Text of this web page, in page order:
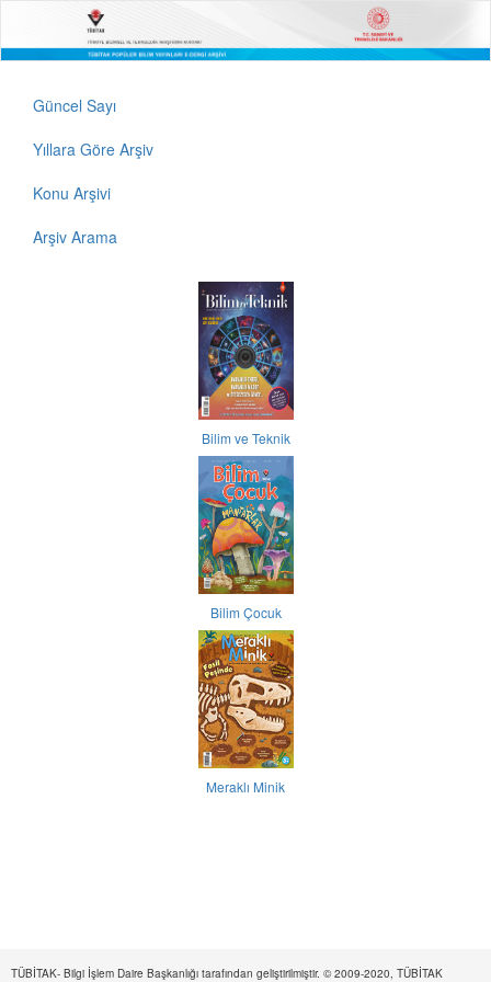
Güncel Sayı
Yıllara Göre Arşiv
Konu Arşivi
Arşiv Arama
Bilim ve Teknik
Bilim Çocuk
Meraklı Minik
TÜBİTAK- Bilgi İşlem Daire Başkanlığı tarafından geliştirilmiştir. © 2009-2020, TÜBİTAK